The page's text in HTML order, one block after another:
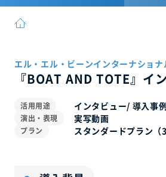
エル・エル・ビーンインターナショナ
『BOAT AND TOTE』イ
活用用途 インタビュー/ 導入事
演出・表現 実写動画
プラン スタンダードプラン（